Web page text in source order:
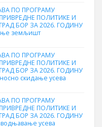
ПО ПРОГРАМУ
ПОЛИТИКЕ И
БОР ЗА 2026. ГОДИНУ
земљишт
ПО ПРОГРАМУ
ПОЛИТИКЕ И
БОР ЗА 2026. ГОДИНУ
скидање усева
ПО ПРОГРАМУ
ПОЛИТИКЕ И
БОР ЗА 2026. ГОДИНУ
усева